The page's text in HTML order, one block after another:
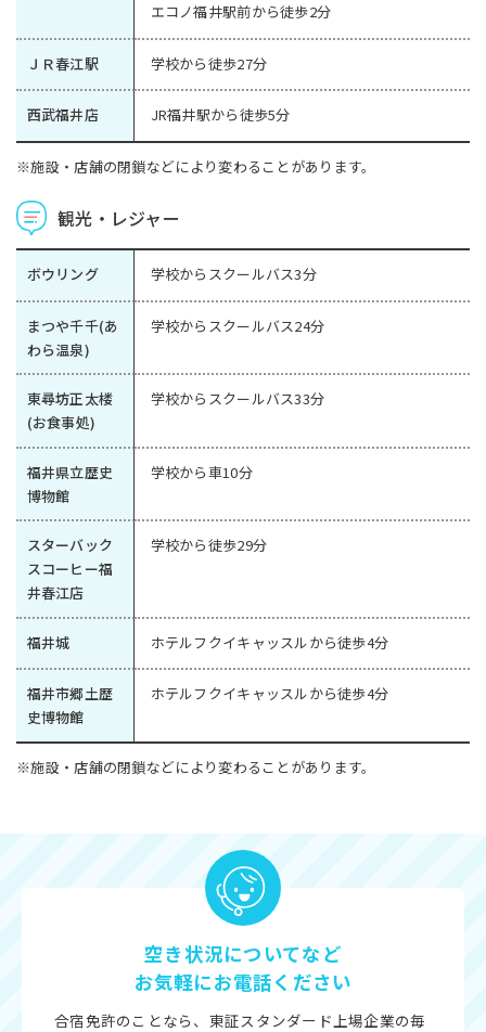
エコノ福井駅前から徒歩2分
ＪＲ春江駅 学校から徒歩27分
西武福井店 JR福井駅から徒歩5分
※施設・店舗の閉鎖などにより変わることがあります。
観光・レジャー
ボウリング 学校からスクールバス3分
まつや千千(あ
わら温泉)
学校からスクールバス24分
東尋坊正太楼
(お食事処)
学校からスクールバス33分
福井県立歴史
博物館
学校から車10分
スターバック
スコーヒー福
井春江店
学校から徒歩29分
福井城 ホテルフクイキャッスルから徒歩4分
福井市郷土歴
史博物館
ホテルフクイキャッスルから徒歩4分
※施設・店舗の閉鎖などにより変わることがあります。
空き状況についてなど
お気軽にお電話ください
合宿免許のことなら、東証スタンダード上場企業の毎